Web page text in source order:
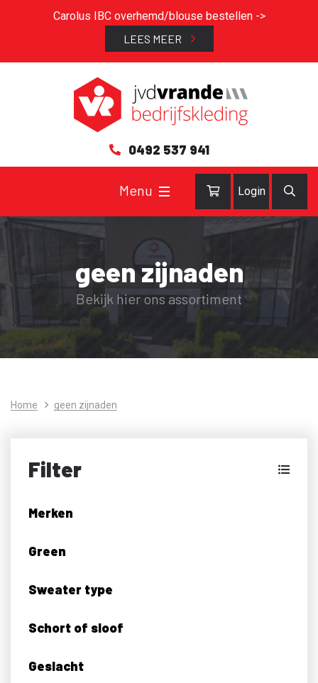
Carolus IBC overhemd/blouse bestellen ->
LEES MEER
0492 537 941
Login
geen zijnaden
Bekijk hier ons assortiment
Home geen zijnaden
Filter
Merken
Green
Sweater type
Schort of sloof
Geslacht